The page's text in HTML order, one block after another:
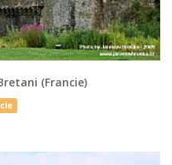
(Francie)